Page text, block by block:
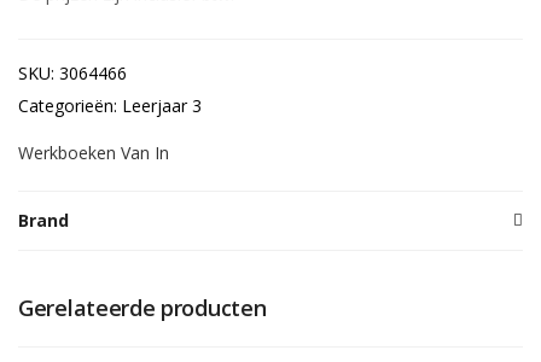
SKU: 3064466
Categorieën: Leerjaar 3
Werkboeken Van In
Brand
Gerelateerde producten